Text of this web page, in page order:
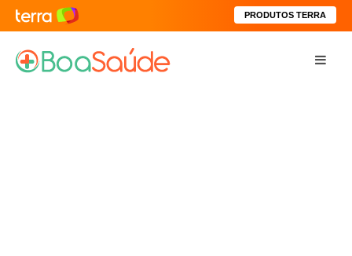
PRODUTOS TERRA